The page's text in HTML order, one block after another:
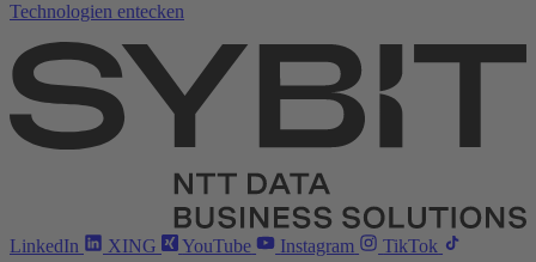
Technologien entecken
LinkedIn XING YouTube Instagram
TikTok